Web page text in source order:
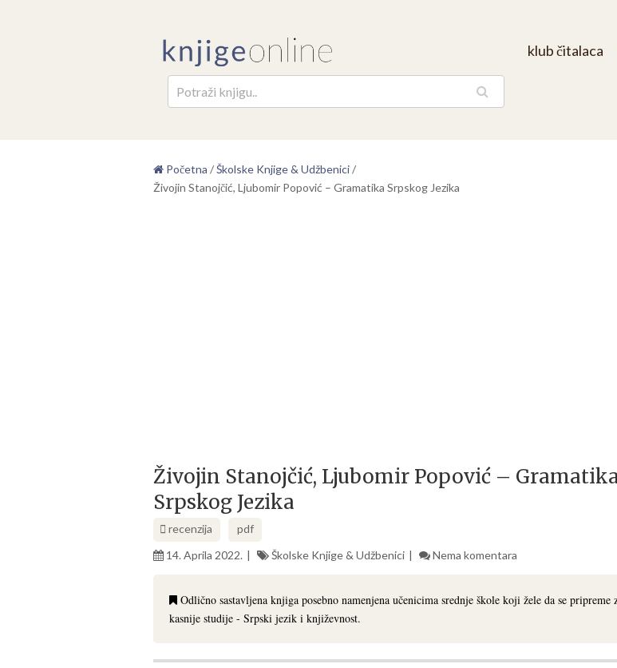
klub čitalaca
Početna /Školske Knjige & Udžbenici/
Živojin Stanojčić, Ljubomir Popović – Gramatika Srpskog Jezika
Živojin Stanojčić, Ljubomir Popović –
Srpskog Jezika
recenzija
pdf
14. Aprila 2022.
Školske Knjige & Udžbenici Nema komentara
Odlično sastavljena knjiga posebno namenjena učenicima srednje škole koji žele da se pripreme
kasnije studije - Srpski jezik i književnost.